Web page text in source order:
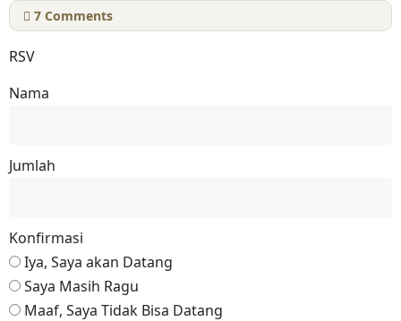
7 Comments
RSV
Nama
Jumlah
Konfirmasi
Iya, Saya akan Datang
Saya Masih Ragu
Maaf, Saya Tidak Bisa Datang